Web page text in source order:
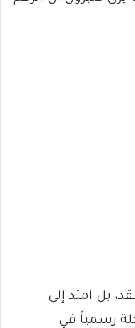
بل امتد إلى
رسمياً في